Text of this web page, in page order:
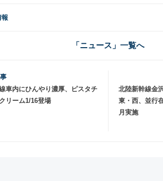
「ニュース」一覧へ
車内にひんやり濃厚、ピスタチ
リーム1/16登場
北陸新幹線金
東・西、並行
月実施